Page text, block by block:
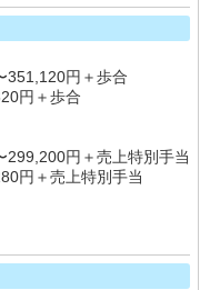
351,120円＋歩合
円＋歩合
円＋売上特別手当
円＋売上特別手当